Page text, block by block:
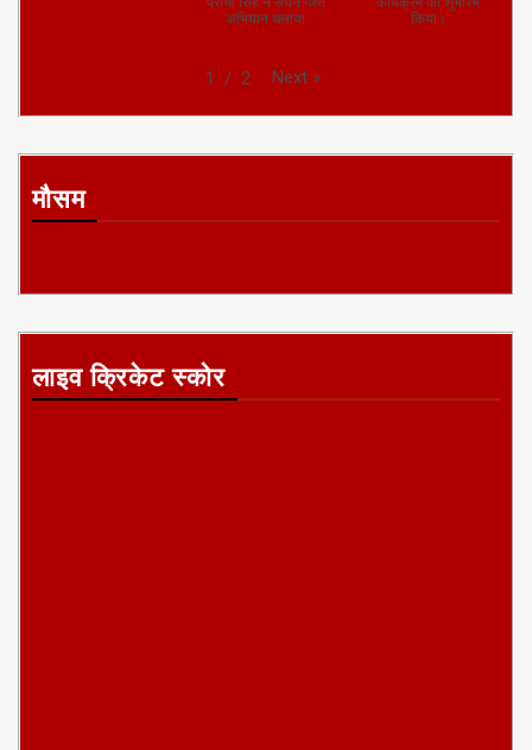
मौसम
लाइव क्रिकेट स्कोर